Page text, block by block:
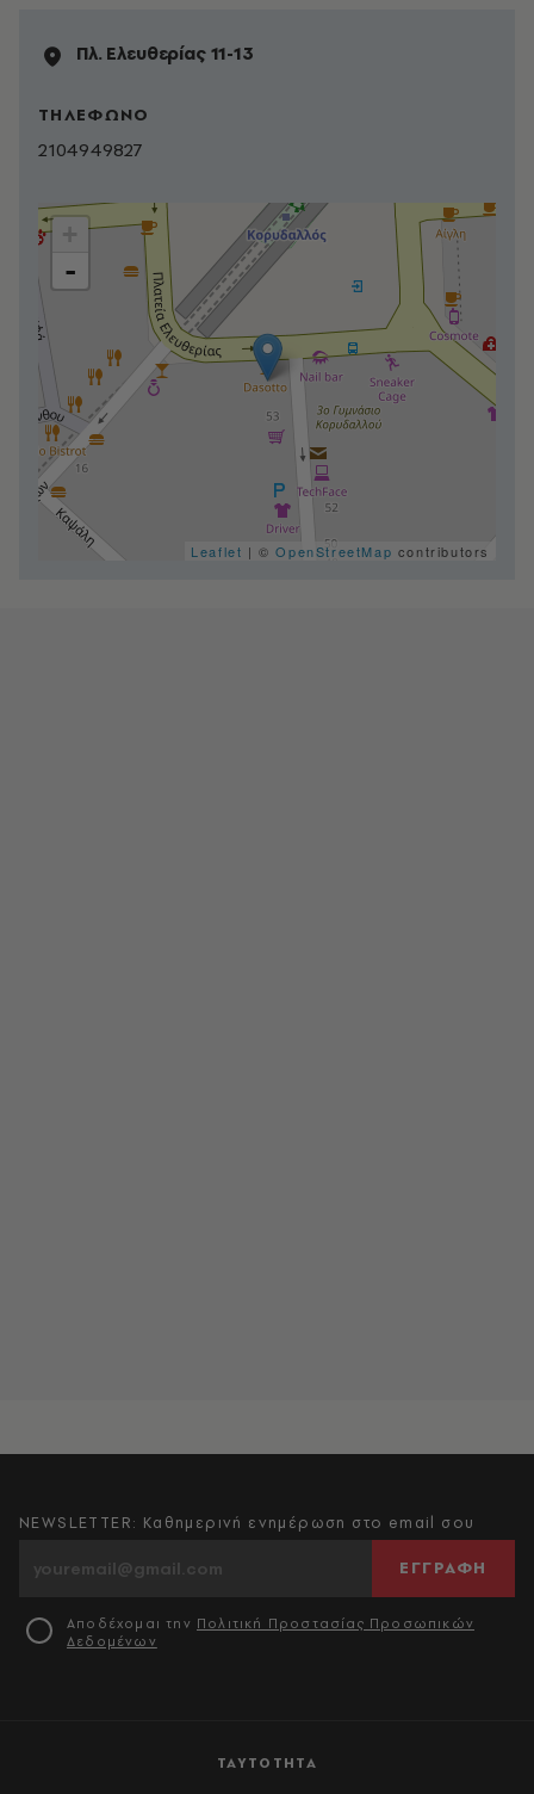
Πλ. Ελευθερίας 11-13
ΤΗΛΕΦΩΝΟ
2104949827
-
Leaflet | ©OpenStreetMap contributors
ΤΑΥΤΟΤΗΤΑ
NEWSLETTER: Καθημερινή ενημέρωση στο email σου
ΕΓΓΡΑΦΗ
Αποδέχομαι την Πολιτική Προστασίας Προσωπικών
Δεδομένων